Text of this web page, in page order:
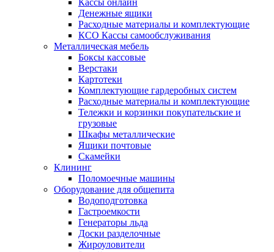
Кассы онлайн
Денежные ящики
Расходные материалы и комплектующие
КСО Кассы самообслуживания
Металлическая мебель
Боксы кассовые
Верстаки
Картотеки
Комплектующие гардеробных систем
Расходные материалы и комплектующие
Тележки и корзинки покупательские и
грузовые
Шкафы металлические
Ящики почтовые
Скамейки
Клининг
Поломоечные машины
Оборудование для общепита
Водоподготовка
Гастроемкости
Генераторы льда
Доски разделочные
Жироуловители